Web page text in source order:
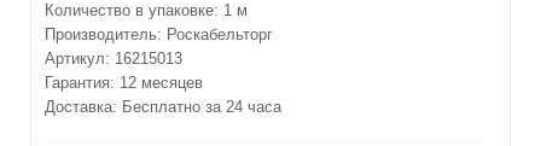
Количество в упаковке: 1 м
Производитель: Роскабельторг
Артикул: 16215013
Гарантия: 12 месяцев
Доставка: Бесплатно за 24 часа